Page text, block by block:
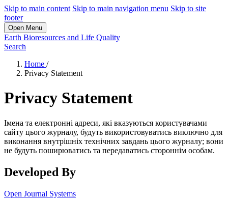
Skip to main content Skip to main navigation menu Skip to site
footer
Open Menu
Earth Bioresources and Life Quality
Search
Home /
Privacy Statement
Privacy Statement
Імена та електронні адреси, які вказуються користувачами
сайту цього журналу, будуть використовуватись виключно для
виконання внутрішніх технічних завдань цього журналу; вони
не будуть поширюватись та передаватись стороннім особам.
Developed By
Open Journal Systems